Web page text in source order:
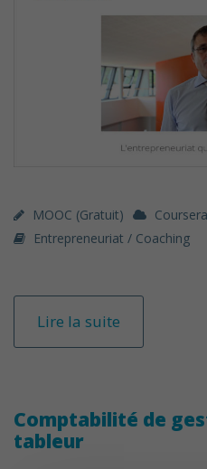
MOOC (gratuit)
Coursera
Entrepreneuriat / Coaching
Lire la suite
Comptabilité de
tableur